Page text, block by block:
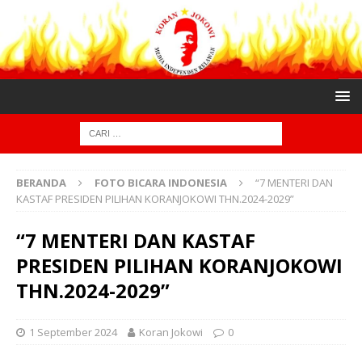
BERANDA FOTO BICARA INDONESIA
“7 MENTERI DAN
KASTAF PRESIDEN PILIHAN KORANJOKOWI THN.2024-2029”
“7 MENTERI DAN KASTAF
PRESIDEN PILIHAN KORANJOKOWI
THN.2024-2029”
1 September 2024 Koran Jokowi 0